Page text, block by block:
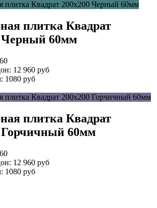
плитка Квадрат
Черный 60мм
60
12 960 руб
1080 руб
плитка Квадрат
Горчичный 60мм
60
12 960 руб
1080 руб